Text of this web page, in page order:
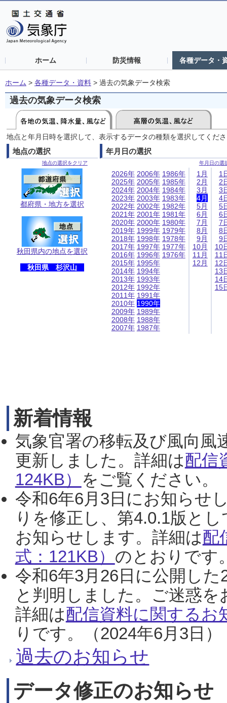
ホーム 防災情報 各種データ・
ホーム > 各種データ・資料 > 過去の気象データ検索
過去の気象データ検索
地点と年月日時を選択して、表示するデータの種類を選択してくだ
地点の選択
地点の選択をクリア
都府県・地方を選択
秋田県内の地点を選択
秋田県 杉沢山
年月日の選択
年月日の選
2026年
2025年
2024年
2023年
2022年
2021年
2020年
2019年
2018年
2017年
2016年
2015年
2014年
2013年
2012年
2011年
2010年
2009年
2008年
2007年
2006年
2005年
2004年
2003年
2002年
2001年
2000年
1999年
1998年
1997年
1996年
1995年
1994年
1993年
1992年
1991年
1990年
1989年
1988年
1987年
1986年
1985年
1984年
1983年
1982年
1981年
1980年
1979年
1978年
1977年
1976年
1月
2月
3月
4月
5月
6月
7月
8月
9月
10月
11月
12月
1
2
3
4
5
6
7
8
9
10
11
12
13
14
15
新着情報
気象官署の移転及び風向風
更新しました。詳細は配信
124KB） をご覧ください。
令和6年6月3日にお知らせ
りを修正し、第4.0.1版と
お知らせします。詳細は配
式：121KB） のとおりです
令和6年3月26日に公開し
と判明しました。ご迷惑
詳細は配信資料に関するお
りです。（2024年6月3日）
過去のお知らせ
データ修正のお知らせ